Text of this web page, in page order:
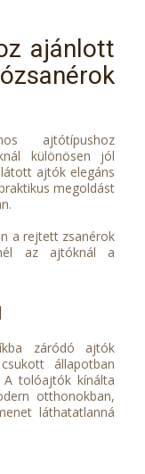
ajánlott
ajtótípushoz
különösen jól
ajtók elegáns
megoldást
a rejtett zsanérok
az ajtóknál a
záródó ajtók
állapotban
A tolóajtók kínálta
otthonokban,
láthatatlanná